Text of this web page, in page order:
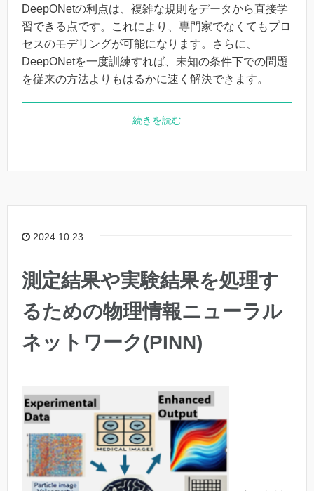
DeepONetの利点は、複雑な規則をデータから直接学
習できる点です。これにより、専門家でなくてもプロ
セスのモデリングが可能になります。さらに、
DeepONetを一度訓練すれば、未知の条件下での問題
を従来の方法よりもはるかに速く解決できます。
続きを読む
2024.10.23
測定結果や実験結果を処理す
るための物理情報ニューラル
ネットワーク(PINN)